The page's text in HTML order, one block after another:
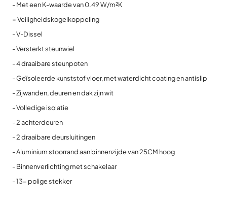
- Met een K-waarde van 0.49 W/m²K
-Veiligheidskogelkoppeling
- V-Dissel
- Versterkt steunwiel
- 4 draaibare steunpoten
- Geïsoleerde kunststof vloer, met waterdicht coating en antislip
- Zijwanden, deuren en dak zijn wit
- Volledige isolatie
- 2 achterdeuren
- 2 draaibare deursluitingen
- Aluminium stoorrand aan binnenzijde van 25CM hoog
- Binnenverlichting met schakelaar
- 13- polige stekker